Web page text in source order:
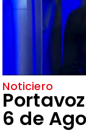
Noticiero
6 de